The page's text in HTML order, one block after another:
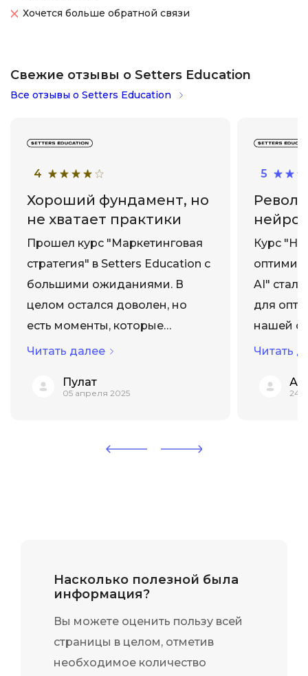
Хочется больше обратной связи
Свежие отзывы о Setters Education
Все отзывы о Setters Education
Хороший фундамент, но
не хватает практики
Прошел курс "Маркетинговая
стратегия" в Setters Education с
большими ожиданиями. В
целом остался доволен, но
есть моменты, которые
хотелось бы улучшить.
безусловно есть: качественные
профессиональные
Читать далее
Пулат
05 апреля 2025
4
Курс
AI" стал
для
нашей
Читать
24
5
Насколько полезной была
информация?
Вы можете оценить пользу всей
страницы в целом, отметив
необходимое количество